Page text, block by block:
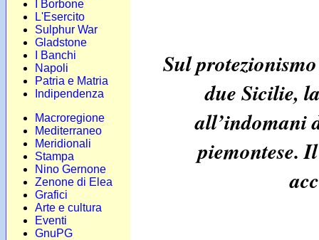
I Borbone
L'Esercito
Sulphur War
Gladstone
I Banchi
Napoli
Patria e Matria
Indipendenza
Macroregione
Mediterraneo
Meridionali
Stampa
Nino Gernone
Zenone di Elea
Grafici
Arte e cultura
Eventi
GnuPG
Sul
due Sicilie,
all’indomani
piemontese.